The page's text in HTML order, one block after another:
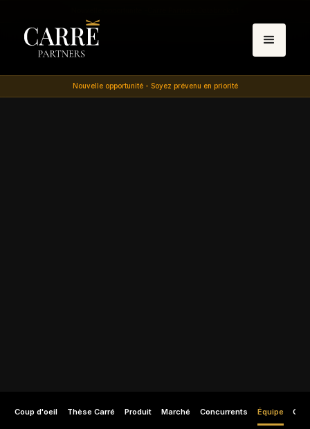
Nouvelle opportunité - Soyez prévenu en priorité
Coup d'oeil Thèse Carré Produit Marché Concurrents Équipe